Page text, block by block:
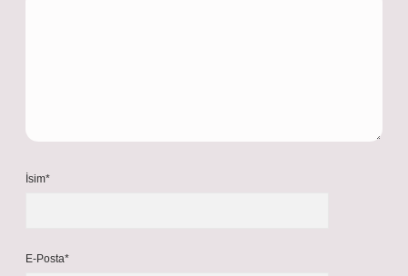
İsim*
E-Posta*